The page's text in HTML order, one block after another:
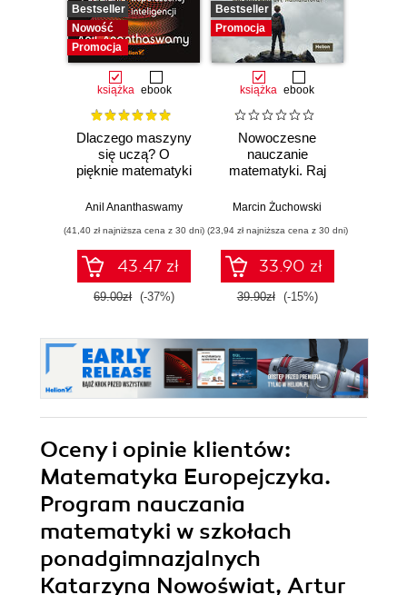
Bestseller
Nowość
Promocja
książka ebook
Dlaczego maszyny
się uczą? O
pięknie matematyki
współczesnej
inteligencji
Anil Ananthaswamy
(41,40 zł najniższa cena z 30 dni)
43.47 zł
69.00zł (-37%)
Bestseller
Promocja
książka ebook
Nowoczesne
nauczanie
matematyki. Raj
kalkulatora?
Marcin Żuchowski
(23,94 zł najniższa cena z 30 dni)
33.90 zł
39.90zł (-15%)
Oceny i opinie klientów:
Matematyka Europejczyka.
Program nauczania
matematyki w szkołach
ponadgimnazjalnych
Katarzyna Nowoświat, Artur